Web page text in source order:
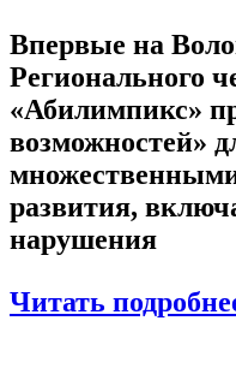
Впервые на
Регионального
«Абилимпикс»
возможностей»
развития,
нарушения
Читать